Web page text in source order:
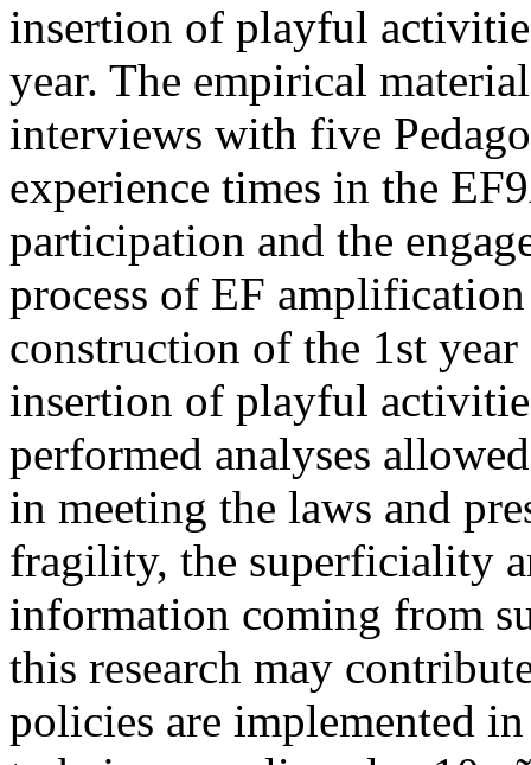
insertion of playful
year. The empirical
interviews with five
experience times in the
participation and the
process of EF
construction of the 1st
insertion of playful
performed analyses
in meeting the laws and
fragility, the superficiality
information coming from
this research may
policies are implemented